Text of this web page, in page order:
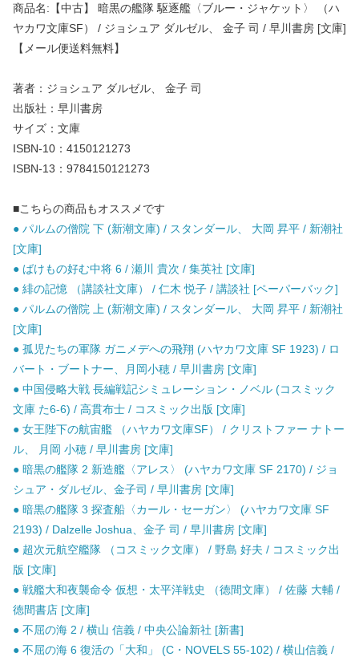
商品名:【中古】 暗黒の艦隊 駆逐艦〈ブルー・ジャケット〉 （ハ
ヤカワ文庫SF） / ジョシュア ダルゼル、 金子 司 / 早川書房 [文庫]
【メール便送料無料】
著者：ジョシュア ダルゼル、 金子 司
出版社：早川書房
サイズ：文庫
ISBN-10：4150121273
ISBN-13：9784150121273
■こちらの商品もオススメです
● パルムの僧院 下 (新潮文庫) / スタンダール、 大岡 昇平 / 新潮社
[文庫]
● ばけもの好む中将 6 / 瀬川 貴次 / 集英社 [文庫]
● 緋の記憶 （講談社文庫） / 仁木 悦子 / 講談社 [ペーパーバック]
● パルムの僧院 上 (新潮文庫) / スタンダール、 大岡 昇平 / 新潮社
[文庫]
● 孤児たちの軍隊 ガニメデへの飛翔 (ハヤカワ文庫 SF 1923) / ロ
バート・ブートナー、月岡小穂 / 早川書房 [文庫]
● 中国侵略大戦 長編戦記シミュレーション・ノベル (コスミック
文庫 た6-6) / 高貫布士 / コスミック出版 [文庫]
● 女王陛下の航宙艦 （ハヤカワ文庫SF） / クリストファー ナトー
ル、 月岡 小穂 / 早川書房 [文庫]
● 暗黒の艦隊 2 新造艦〈アレス〉 (ハヤカワ文庫 SF 2170) / ジョ
シュア・ダルゼル、金子司 / 早川書房 [文庫]
● 暗黒の艦隊 3 探査船〈カール・セーガン〉 (ハヤカワ文庫 SF
2193) / Dalzelle Joshua、金子 司 / 早川書房 [文庫]
● 超次元航空艦隊 （コスミック文庫） / 野島 好夫 / コスミック出
版 [文庫]
● 戦艦大和夜襲命令 仮想・太平洋戦史 （徳間文庫） / 佐藤 大輔 /
徳間書店 [文庫]
● 不屈の海 2 / 横山 信義 / 中央公論新社 [新書]
● 不屈の海 6 復活の「大和」 (C・NOVELS 55-102) / 横山信義 /